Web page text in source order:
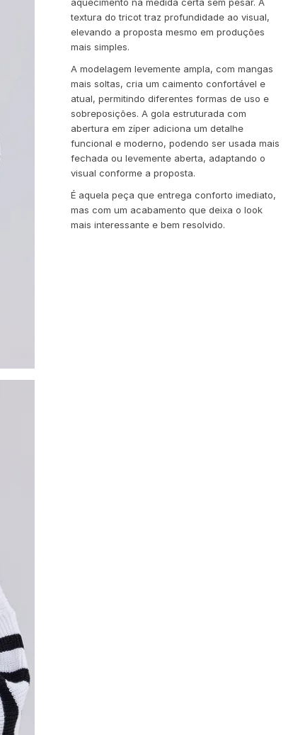
textura do tricot traz profundidade ao visual,
elevando a proposta mesmo em produções
mais simples.
A modelagem levemente ampla, com mangas
mais soltas, cria um caimento confortável e
atual, permitindo diferentes formas de uso e
sobreposições. A gola estruturada com
abertura em zíper adiciona um detalhe
funcional e moderno, podendo ser usada mais
fechada ou levemente aberta, adaptando o
visual conforme a proposta.
É aquela peça que entrega conforto imediato,
mas com um acabamento que deixa o look
mais interessante e bem resolvido.